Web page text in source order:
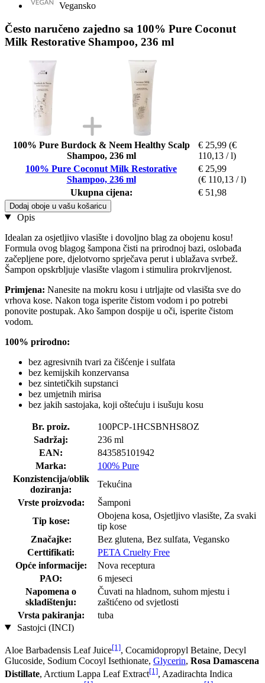
Vegansko
Često naručeno zajedno sa 100% Pure Coconut
Milk Restorative Shampoo, 236 ml
100% Pure Burdock & Neem Healthy Scalp
Shampoo, 236 ml
€ 25,99 (€
110,13 / l)
100% Pure Coconut Milk Restorative
Shampoo, 236 ml
€ 25,99
(€ 110,13 / l)
Ukupna cijena:
€ 51,98
Dodaj oboje u vašu košaricu
Opis
Idealan za osjetljivo vlasište i dovoljno blag za obojenu kosu!
Formula ovog blagog šampona čisti na prirodnoj bazi, oslobađa
začepljene pore, djelotvorno sprječava perut i ublažava svrbež.
Šampon opskrbljuje vlasište vlagom i stimulira prokrvljenost.
Primjena: Nanesite na mokru kosu i utrljajte od vlasišta sve do
vrhova kose. Nakon toga isperite čistom vodom i po potrebi
ponovite postupak. Ako šampon dospije u oči, isperite čistom
vodom.
100% prirodno:
bez agresivnih tvari za čišćenje i sulfata
bez kemijskih konzervansa
bez sintetičkih supstanci
bez umjetnih mirisa
bez jakih sastojaka, koji oštećuju i isušuju kosu
Br. proiz.
100PCP-1HCSBNHS8OZ
Sadržaj:
236 ml
EAN:
843585101942
Marka:
100% Pure
Konzistencija/oblik
doziranja:
Tekućina
Vrste proizvoda:
Šamponi
Tip kose:
Obojena kosa, Osjetljivo vlasište, Za svaki
tip kose
Značajke:
Bez glutena, Bez sulfata, Vegansko
Certtifikati:
PETA Cruelty Free
Opće informacije:
Nova receptura
PAO:
6 mjeseci
Napomena o
skladištenju:
Čuvati na hladnom, suhom mjestu i
zaštićeno od svjetlosti
Vrsta pakiranja:
tuba
Sastojci (INCI)
Aloe Barbadensis Leaf Juice[1], Cocamidopropyl Betaine, Decyl
Glucoside, Sodium Cocoyl Isethionate, Glycerin, Rosa Damascena
Distillate, Arctium Lappa Leaf Extract[1], Azadirachta Indica